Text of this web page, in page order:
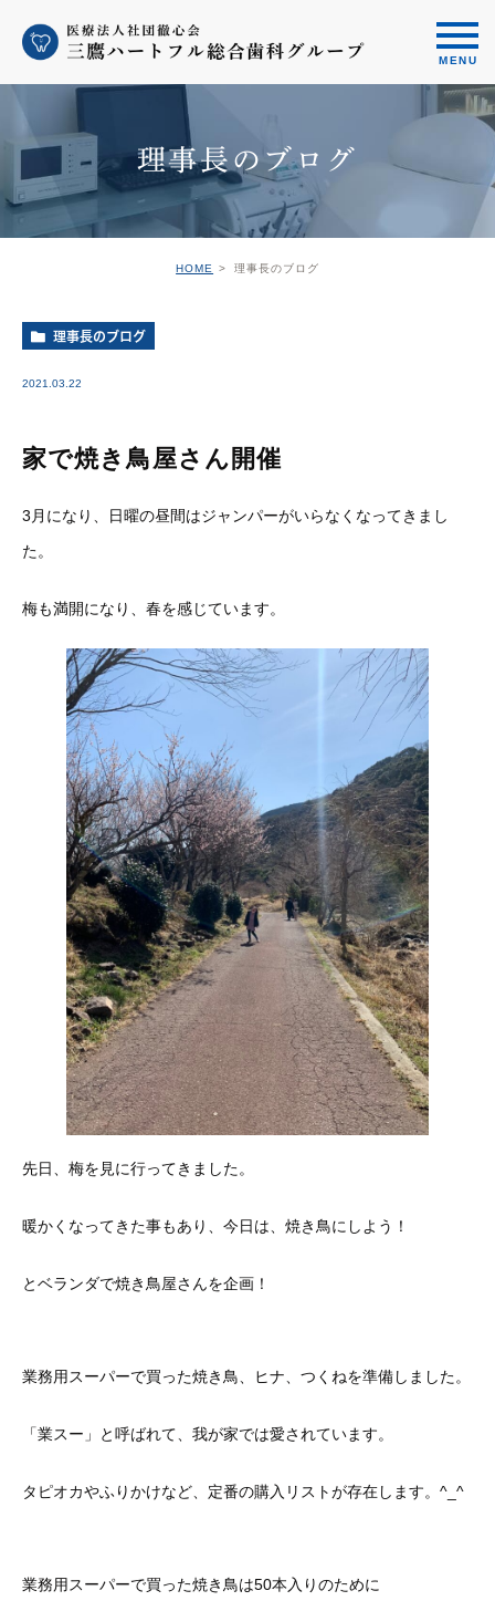
理事長のブログ
HOME 理事長のブログ
理事長のブログ
2021.03.22
家で焼き鳥屋さん開催
3月になり、日曜の昼間はジャンパーがいらなくなってきまし
た。
梅も満開になり、春を感じています。
先日、梅を見に行ってきました。
暖かくなってきた事もあり、今日は、焼き鳥にしよう！
とベランダで焼き鳥屋さんを企画！
業務用スーパーで買った焼き鳥、ヒナ、つくねを準備しました。
「業スー」と呼ばれて、我が家では愛されています。
タピオカやふりかけなど、定番の購入リストが存在します。^_^
業務用スーパーで買った焼き鳥は50本入りのために